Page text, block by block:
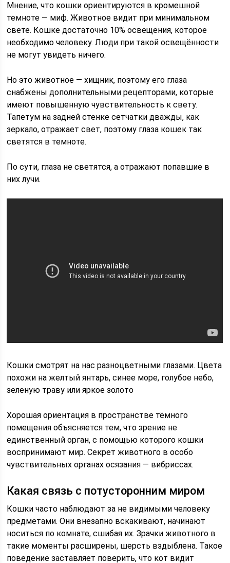
Мнение, что кошки ориентируются в кромешной
темноте — миф. Животное видит при минимальном
свете. Кошке достаточно 10% освещения, которое
необходимо человеку. Люди при такой освещённости
не могут увидеть ничего.
Но это животное — хищник, поэтому его глаза
снабжены дополнительными рецепторами, которые
имеют повышенную чувствительность к свету.
Тапетум на задней стенке сетчатки дважды, как
зеркало, отражает свет, поэтому глаза кошек так
светятся в темноте.
По сути, глаза не светятся, а отражают попавшие в
них лучи.
Кошки смотрят на нас разноцветными глазами. Цвета
похожи на желтый янтарь, синее море, голубое небо,
зеленую траву или яркое золото
Хорошая ориентация в пространстве тёмного
помещения объясняется тем, что зрение не
единственный орган, с помощью которого кошки
воспринимают мир. Секрет животного в особо
чувствительных органах осязания — вибриссах.
Какая связь с потусторонним миром
Кошки часто наблюдают за не видимыми человеку
предметами. Они внезапно вскакивают, начинают
носиться по комнате, сшибая их. Зрачки животного в
такие моменты расширены, шерсть вздыблена. Такое
поведение заставляет поверить, что кот видит